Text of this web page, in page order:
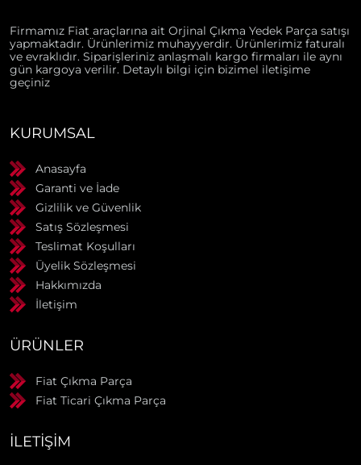
Firmamız Fiat araçlarına ait Orjinal Çıkma Yedek Parça satışı
yapmaktadır. Ürünlerimiz muhayyerdir. Ürünlerimiz faturalı
ve evraklıdır. Siparişleriniz anlaşmalı kargo firmaları ile aynı
gün kargoya verilir. Detaylı bilgi için bizimel iletişime
geçiniz
KURUMSAL
Anasayfa
Garanti ve İade
Gizlilik ve Güvenlik
Satış Sözleşmesi
Teslimat Koşulları
Üyelik Sözleşmesi
Hakkımızda
İletişim
ÜRÜNLER
Fiat Çıkma Parça
Fiat Ticari Çıkma Parça
İLETIŞIM